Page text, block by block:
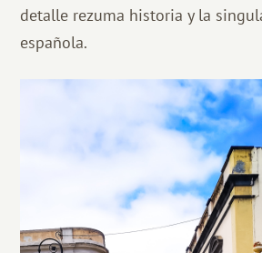
detalle rezuma historia y la
española.